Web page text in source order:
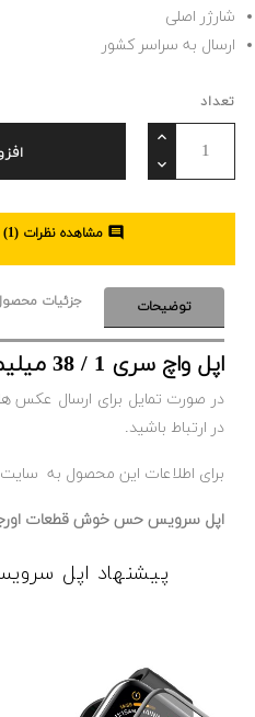
شارژر اصلی
ارسال به سراسر کشور
تعداد
 مشاهده نظرات (1
)
توضیحات جزئیات
اپل واچ سری 1 / 38 میلیمتری دست دو
در صورت تمایل برای ارسال عکس
در ارتباط باشید.
برای اطلاعات این محصول به
اپل سرویس حس خوش قطعات
پیشنهاد اپل